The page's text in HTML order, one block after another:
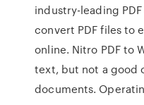
industry-leading
convert PDF files to
online. Nitro PDF to
text, but not a good
documents.